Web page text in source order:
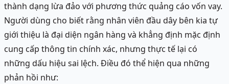
thành dạng lừa đảo với phương thức quảng cáo vốn vay.
Người dùng cho biết rằng nhân viên đầu dây bên kia tự
giới thiệu là đại diện ngân hàng và khẳng định mặc định
cung cấp thông tin chính xác, nhưng thực tế lại có
những dấu hiệu sai lệch. Điều đó thể hiện qua những
phản hồi như: